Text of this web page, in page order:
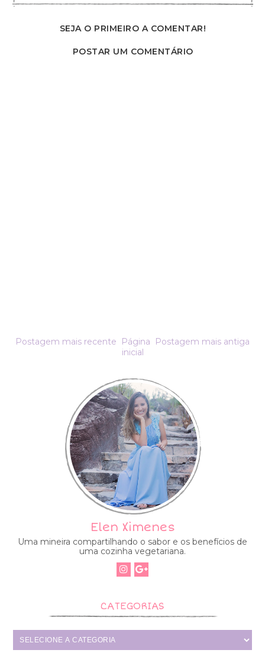
SEJA O PRIMEIRO A COMENTAR!
POSTAR UM COMENTÁRIO
Postagem mais recente Postagem mais antiga
Página
inicial
Elen Ximenes
Uma mineira compartilhando o sabor e os benefícios de
uma cozinha vegetariana.
CATEGORIAS